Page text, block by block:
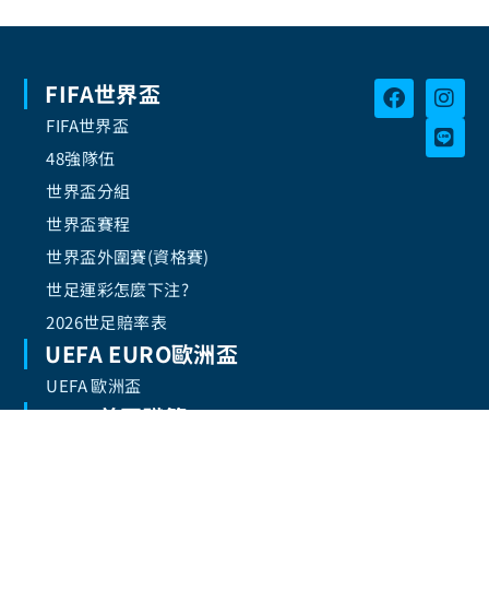
FIFA世界盃
FIFA世界盃
48強隊伍
世界盃分組
世界盃賽程
世界盃外圍賽(資格賽)
世足運彩怎麼下注?
2026世足賠率表
UEFA EURO歐洲盃
UEFA 歐洲盃
NBA 美國職籃